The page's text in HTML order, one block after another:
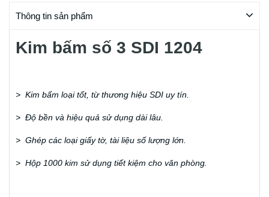
Thông tin sản phẩm
Kim bấm số 3 SDI 1204
> Kim bấm loại tốt, từ thương hiệu SDI uy tín.
> Độ bền và hiệu quả sử dụng dài lâu.
> Ghép các loại giấy tờ, tài liệu số lượng lớn.
> Hộp 1000 kim sử dụng tiết kiệm cho văn phòng.